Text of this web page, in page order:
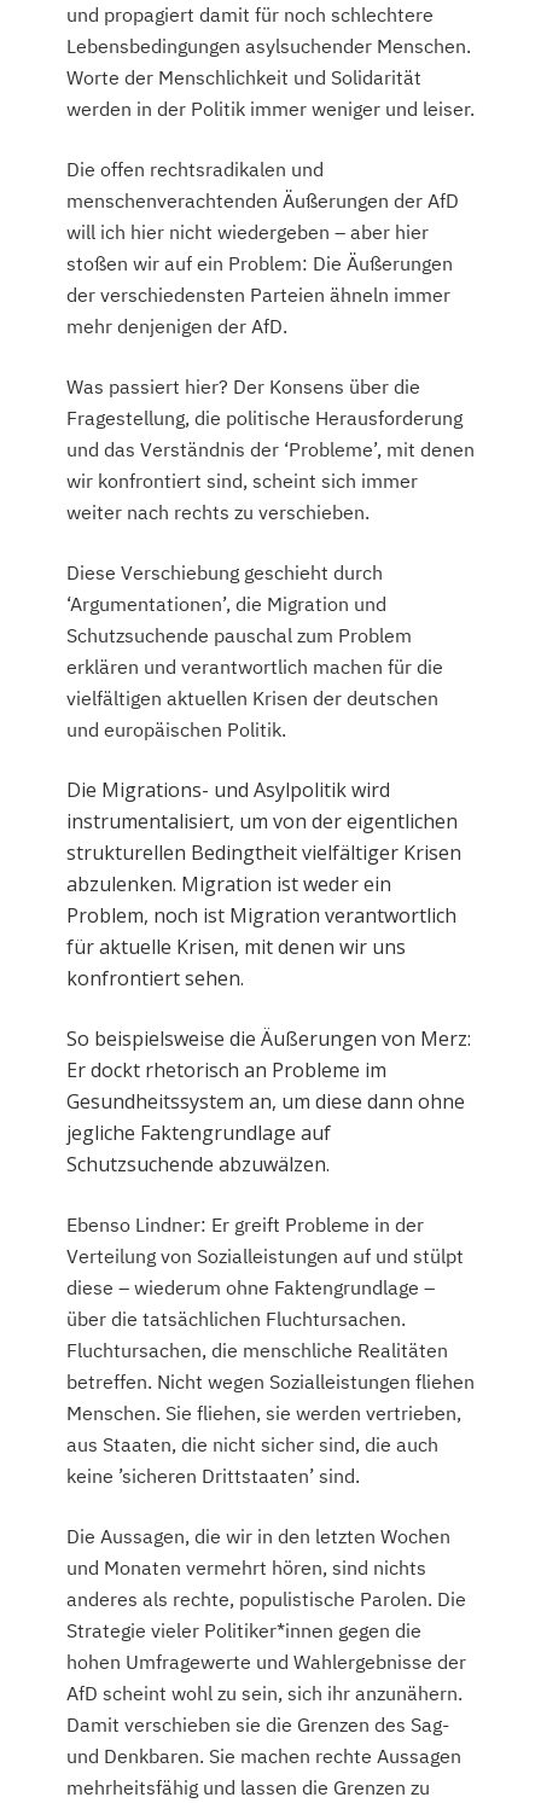
und propagiert damit für noch schlechtere
Lebensbedingungen asylsuchender Menschen.
Worte der Menschlichkeit und Solidarität
werden in der Politik immer weniger und leiser.
Die offen rechtsradikalen und
menschenverachtenden Äußerungen der AfD
will ich hier nicht wiedergeben – aber hier
stoßen wir auf ein Problem: Die Äußerungen
der verschiedensten Parteien ähneln immer
mehr denjenigen der AfD.
Was passiert hier? Der Konsens über die
Fragestellung, die politische Herausforderung
und das Verständnis der ‘Probleme’, mit denen
wir konfrontiert sind, scheint sich immer
weiter nach rechts zu verschieben.
Diese Verschiebung geschieht durch
‘Argumentationen’, die Migration und
Schutzsuchende pauschal zum Problem
erklären und verantwortlich machen für die
vielfältigen aktuellen Krisen der deutschen
und europäischen Politik.
Die Migrations- und Asylpolitik wird
instrumentalisiert, um von der eigentlichen
strukturellen Bedingtheit vielfältiger Krisen
abzulenken. Migration ist weder ein
Problem, noch ist Migration verantwortlich
für aktuelle Krisen, mit denen wir uns
konfrontiert sehen.
So beispielsweise die Äußerungen von Merz:
Er dockt rhetorisch an Probleme im
Gesundheitssystem an, um diese dann ohne
jegliche Faktengrundlage auf
Schutzsuchende abzuwälzen.
Ebenso Lindner: Er greift Probleme in der
Verteilung von Sozialleistungen auf und stülpt
diese – wiederum ohne Faktengrundlage –
über die tatsächlichen Fluchtursachen.
Fluchtursachen, die menschliche Realitäten
betreffen. Nicht wegen Sozialleistungen fliehen
Menschen. Sie fliehen, sie werden vertrieben,
aus Staaten, die nicht sicher sind, die auch
keine ’sicheren Drittstaaten’ sind.
Die Aussagen, die wir in den letzten Wochen
und Monaten vermehrt hören, sind nichts
anderes als rechte, populistische Parolen. Die
Strategie vieler Politiker*innen gegen die
hohen Umfragewerte und Wahlergebnisse der
AfD scheint wohl zu sein, sich ihr anzunähern.
Damit verschieben sie die Grenzen des Sag-
und Denkbaren. Sie machen rechte Aussagen
mehrheitsfähig und lassen die Grenzen zu